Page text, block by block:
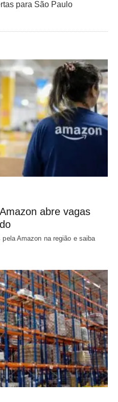
para São Paulo
abre vagas
Amazon na região e saiba